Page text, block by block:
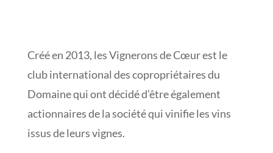
Créé en 2013, les Vignerons de Cœur est le
club international des copropriétaires du
Domaine qui ont décidé d’être également
actionnaires de la société qui vinifie les vins
issus de leurs vignes.